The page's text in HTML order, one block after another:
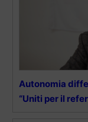
Autonomia
“Uniti per il